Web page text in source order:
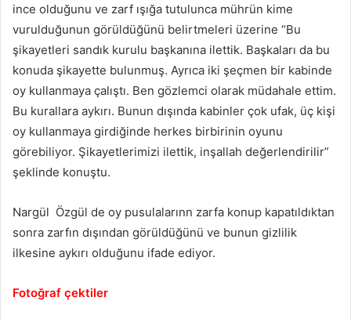
ince olduğunu ve zarf ışığa tutulunca mührün kime
vurulduğunun görüldüğünü belirtmeleri üzerine “Bu
şikayetleri sandık kurulu başkanına ilettik. Başkaları da bu
konuda şikayette bulunmuş. Ayrıca iki şeçmen bir kabinde
oy kullanmaya çalıştı. Ben gözlemci olarak müdahale ettim.
Bu kurallara aykırı. Bunun dışında kabinler çok ufak, üç kişi
oy kullanmaya girdiğinde herkes birbirinin oyunu
görebiliyor. Şikayetlerimizi ilettik, inşallah değerlendirilir”
şeklinde konuştu.
Nargül Özgül de oy pusulalarınn zarfa konup kapatıldıktan
sonra zarfın dışından görüldüğünü ve bunun gizlilik
ilkesine aykırı olduğunu ifade ediyor.
Fotoğraf çektiler